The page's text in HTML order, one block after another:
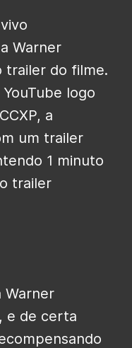
Warner
trailer do filme.
logo
a
um trailer
1 minuto
trailer
Warner
e de certa